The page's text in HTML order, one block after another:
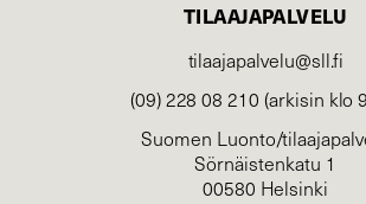
TILAAJAPALVELU
tilaajapalvelu@sll.fi
(09) 228 08 210 (arkisin klo
Suomen Luonto/
Sörnäistenkatu 1
00580 Helsinki